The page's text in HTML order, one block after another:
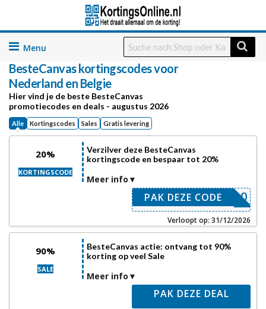
Skip
content
BesteCanvaskortingscodes voor
Nederland en Belgie
Hier vind je de beste BesteCanvas
promotiecodes en deals - augustus 2026
Alle Kortingscodes Sales Gratis levering
20%
KORTINGSCODE
Verzilver deze BesteCanvas
kortingscode en bespaar tot 20%
Meer info
ACTIE20
PAK DEZE CODE
Verloopt op: 31/12/2026
90%
SALE
BesteCanvas actie: ontvang tot 90%
korting op veel Sale
Meer info
PAK DEZE DEAL